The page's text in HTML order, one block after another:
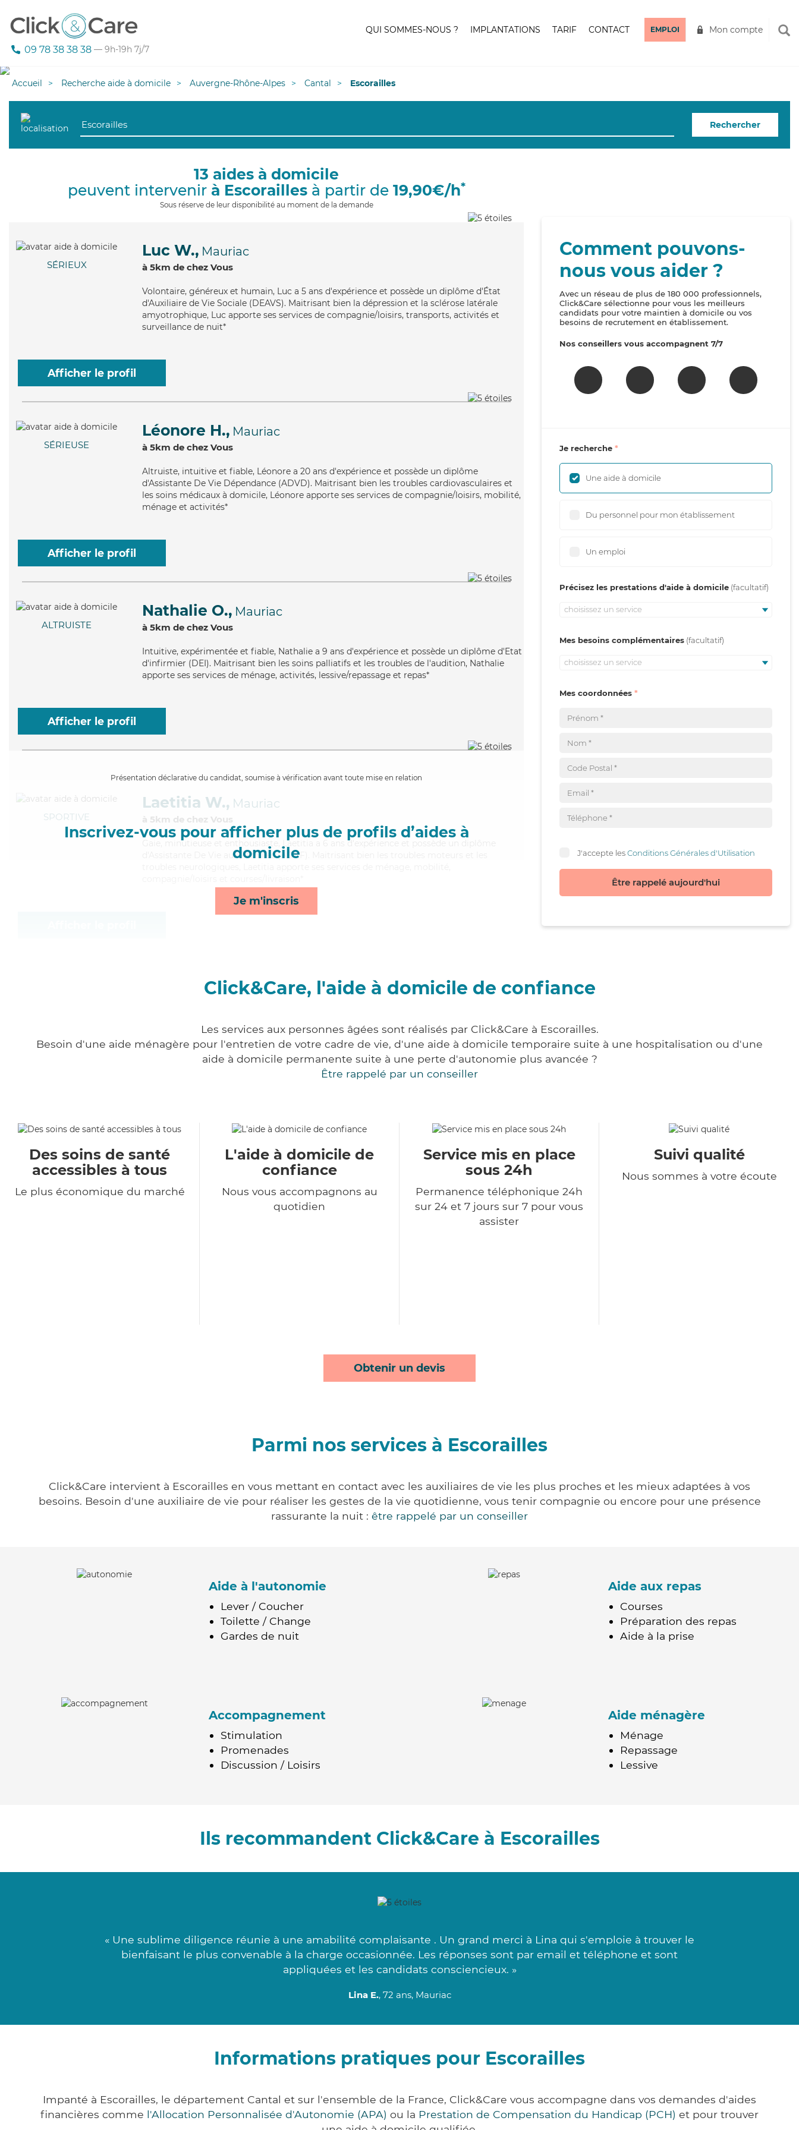
09 78 38 38 38 — 9h-19h 7j/7
QUI SOMMES-NOUS ? IMPLANTATIONS TARIF CONTACT EMPLOI Mon compte
Accueil Recherche aide à domicile Auvergne-Rhône-Alpes Cantal Escorailles
Rechercher
13 aides à domicile
peuvent intervenir à Escoraillesà partir de 19,90€/h*
Sous réserve de leur disponibilité au moment de la demande
SÉRIEUX
Luc W., Mauriac
à 5km de chez Vous
Volontaire, généreux et humain, Luc a 5 ans d'expérience et possède un diplôme d'État
d'Auxiliaire de Vie Sociale (DEAVS). Maitrisant bien la dépression et la sclérose latérale
amyotrophique, Luc apporte ses services de compagnie/loisirs, transports, activités et
surveillance de nuit*
Afficher le profil
SÉRIEUSE
Léonore H., Mauriac
à 5km de chez Vous
Altruiste, intuitive et fiable, Léonore a 20 ans d'expérience et possède un diplôme
d'Assistante De Vie Dépendance (ADVD). Maitrisant bien les troubles cardiovasculaires et
les soins médicaux à domicile, Léonore apporte ses services de compagnie/loisirs, mobilité,
ménage et activités*
Afficher le profil
ALTRUISTE
Nathalie O., Mauriac
à 5km de chez Vous
Intuitive, expérimentée et fiable, Nathalie a 9 ans d'expérience et possède un diplôme d'Etat
d'infirmier (DEI). Maitrisant bien les soins palliatifs et les troubles de l'audition, Nathalie
apporte ses services de ménage, activités, lessive/repassage et repas*
Afficher le profil
Présentation déclarative du candidat, soumise à vérification avant toute mise en relation
Inscrivez-vous pour afficher plus de profils d’aides à
domicile
Je m'inscris
SPORTIVE
Laetitia W., Mauriac
à 5km de chez Vous
, minutieuse et enthousiaste, Laetitia a 6 ans d'expérience et possède un diplôme
d'Assistante De Vie aux Familles (ADVF). Maitrisant bien les troubles moteurs et les
Comment pouvons-
nous vous aider ?
Avec un réseau de plus de 180 000 professionnels,
Click&Care sélectionne pour vous les meilleurs
candidats pour votre maintien à domicile ou vos
besoins de recrutement en établissement.
Nos conseillers vous accompagnent 7/7
Je recherche
Une aide à domicile
Du personnel pour mon établissement
Un emploi
Précisez les prestations d'aide à domicile
choisissez un service
Mes besoins complémentaires
choisissez un service
Mes coordonnées
J'accepte lesConditions Générales d'Utilisation
Être rappelé aujourd'hui
Click&Care, l'aide à domicile de confiance
Les services aux personnes âgées sont réalisés par Click&Care à Escorailles.
Besoin d'une aide ménagère pour l'entretien de votre cadre de vie, d'une aide à domicile temporaire suite à une hospitalisation ou d'une
aide à domicile permanente suite à une perte d'autonomie plus avancée ?
Être rappelé par un conseiller
Des soins de santé
accessibles à tous
Le plus économique du marché
L'aide à domicile de
confiance
Nous vous accompagnons au
quotidien
Service mis en place
sous 24h
Permanence téléphonique 24h
sur 24 et 7 jours sur 7 pour vous
assister
Suivi qualité
Nous sommes à votre écoute
Obtenir un devis
Parmi nos services à Escorailles
Click&Care intervient à Escorailles en vous mettant en contact avec les auxiliaires de vie les plus proches et les mieux adaptées à vos
besoins. Besoin d'une auxiliaire de vie pour réaliser les gestes de la vie quotidienne, vous tenir compagnie ou encore pour une présence
rassurante la nuit : être rappelé par un conseiller
Aide à l'autonomie
Lever / Coucher
Toilette / Change
Gardes de nuit
Aide aux repas
Courses
Préparation des repas
Aide à la prise
Accompagnement
Stimulation
Promenades
Discussion / Loisirs
Aide ménagère
Ménage
Repassage
Lessive
Ils recommandent Click&Care à Escorailles
« Une sublime diligence réunie à une amabilité complaisante . Un grand merci à Lina qui s'emploie à trouver le
bienfaisant le plus convenable à la charge occasionnée. Les réponses sont par email et téléphone et sont
appliquées et les candidats consciencieux. »
Lina E., 72 ans, Mauriac
Informations pratiques pour Escorailles
Impanté à Escorailles, le département Cantal et sur l'ensemble de la France, Click&Care vous accompagne dans vos demandes d'aides
financières comme l'Allocation Personnalisée d'Autonomie (APA) ou la Prestation de Compensation du Handicap (PCH) et pour trouver